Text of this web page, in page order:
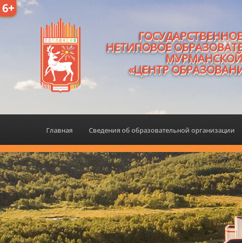
6+
НЕТИПОВОЕ
«ЦЕНТР
Главная Сведения об образовательной организации